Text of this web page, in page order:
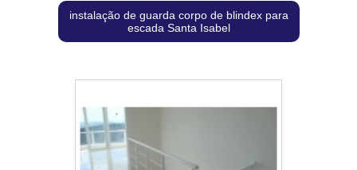
instalação de guarda corpo de blindex para
escada Santa Isabel